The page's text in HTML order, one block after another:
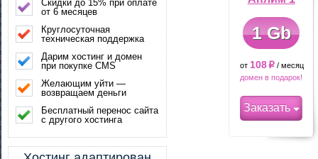
Скидки до 15% при оплате
от 6 месяцев
Круглосуточная
техническая поддержка
Дарим хостинг и домен
при покупке CMS
Желающим уйти —
возвращаем деньги
Бесплатный перенос сайта
с другого хостинга
1 Gb
от 108 p / месяц
домен в подарок!
Заказать